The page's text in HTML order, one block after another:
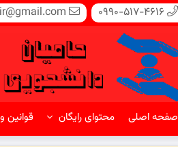
0990-517-4616
صفحه اصلی محتوای رایگان قوانین